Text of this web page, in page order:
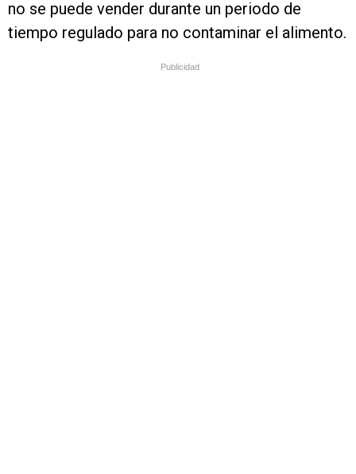
no se puede vender durante un periodo de
tiempo regulado para no contaminar el alimento.
Publicidad